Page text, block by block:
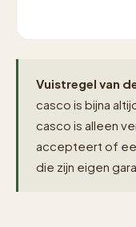
Vuistregel van
casco is bijna
casco is alleen
accepteert of
die zijn eigen